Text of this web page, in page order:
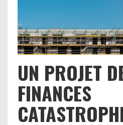
UN PROJET
FINANCES